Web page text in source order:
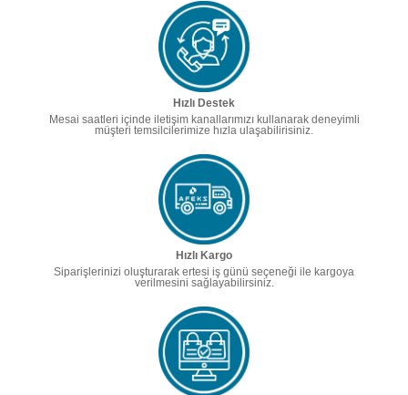
Hızlı Destek
Mesai saatleri içinde iletişim kanallarımızı kullanarak deneyimli
müşteri temsilcilerimize hızla ulaşabilirisiniz.
Hızlı Kargo
Siparişlerinizi oluşturarak ertesi iş günü seçeneği ile kargoya
verilmesini sağlayabilirsiniz.